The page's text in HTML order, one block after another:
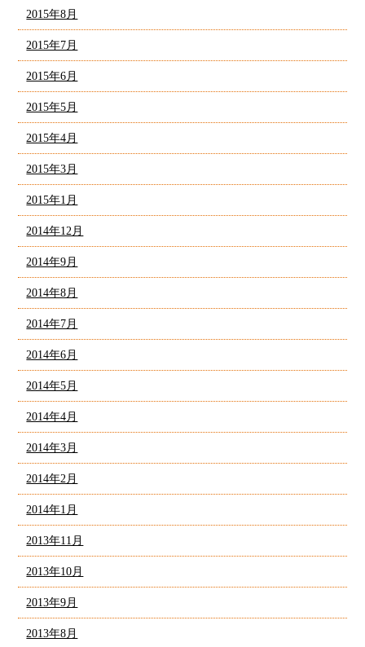
2015年8月
2015年7月
2015年6月
2015年5月
2015年4月
2015年3月
2015年1月
2014年12月
2014年9月
2014年8月
2014年7月
2014年6月
2014年5月
2014年4月
2014年3月
2014年2月
2014年1月
2013年11月
2013年10月
2013年9月
2013年8月